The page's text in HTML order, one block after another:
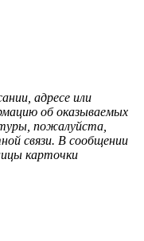
адресе или
об оказываемых
пожалуйста,
связи. В сообщении
карточки